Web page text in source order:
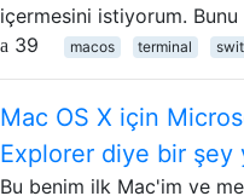
içermesini istiyorum. Bunu
39
macos terminal
Mac OS X için
Explorer diye bir şey
Bu benim ilk Mac'im ve